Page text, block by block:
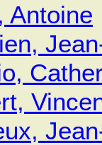
Antoine